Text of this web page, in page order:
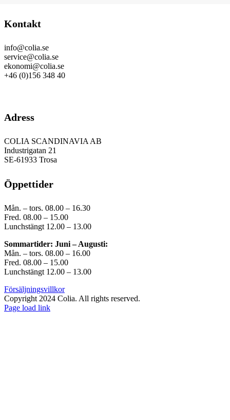
Kontakt
info@colia.se
service@colia.se
ekonomi@colia.se
+46 (0)156 348 40
Adress
COLIA SCANDINAVIA AB
Industrigatan 21
SE-61933 Trosa
Öppettider
Mån. – tors. 08.00 – 16.30
Fred. 08.00 – 15.00
Lunchstängt 12.00 – 13.00
Sommartider: Juni – Augusti:
Mån. – tors. 08.00 – 16.00
Fred. 08.00 – 15.00
Lunchstängt 12.00 – 13.00
Försäljningsvillkor
Copyright 2024 Colia. All rights reserved.
Page load link